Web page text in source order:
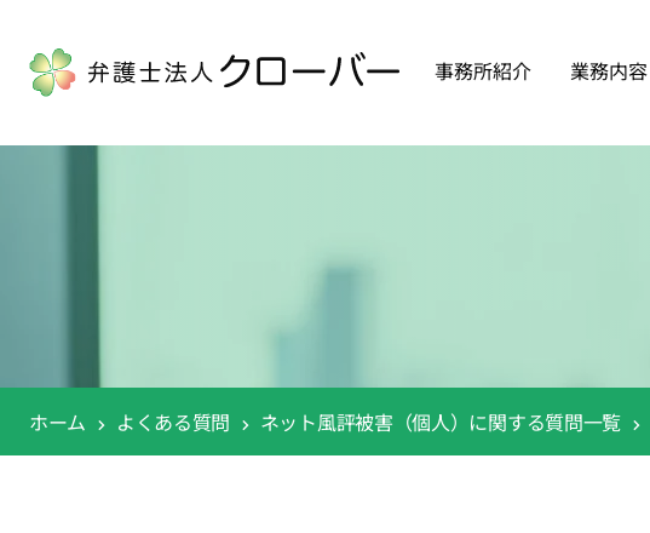
事務所紹介 業務内容
ホーム よくある質問 ネット風評被害（個人）に関する質問一覧